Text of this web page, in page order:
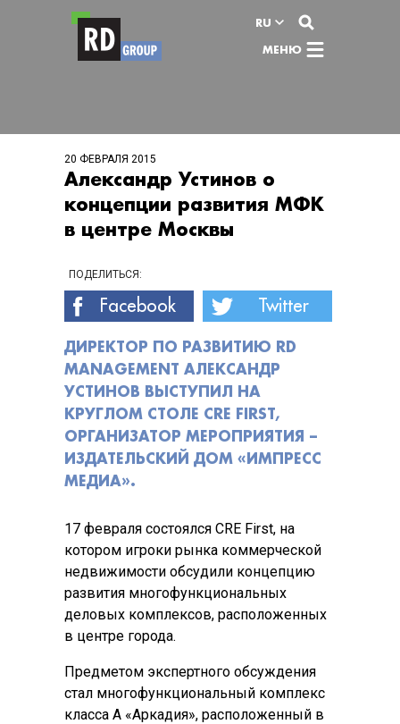
RU
МЕНЮ
20 ФЕВРАЛЯ 2015
Александр Устинов о
концепции развития МФК
в центре Москвы
ПОДЕЛИТЬСЯ:
Facebook Twitter
ДИРЕКТОР ПО РАЗВИТИЮ RD
MANAGEMENT АЛЕКСАНДР
УСТИНОВ ВЫСТУПИЛ НА
КРУГЛОМ СТОЛЕ CRE FIRST,
ОРГАНИЗАТОР МЕРОПРИЯТИЯ –
ИЗДАТЕЛЬСКИЙ ДОМ «ИМПРЕСС
МЕДИА».
17 февраля состоялся CRE First, на
котором игроки рынка коммерческой
недвижимости обсудили концепцию
развития многофункциональных
деловых комплексов, расположенных
в центре города.
Предметом экспертного обсуждения
стал многофункциональный комплекс
класса А «Аркадия», расположенный в